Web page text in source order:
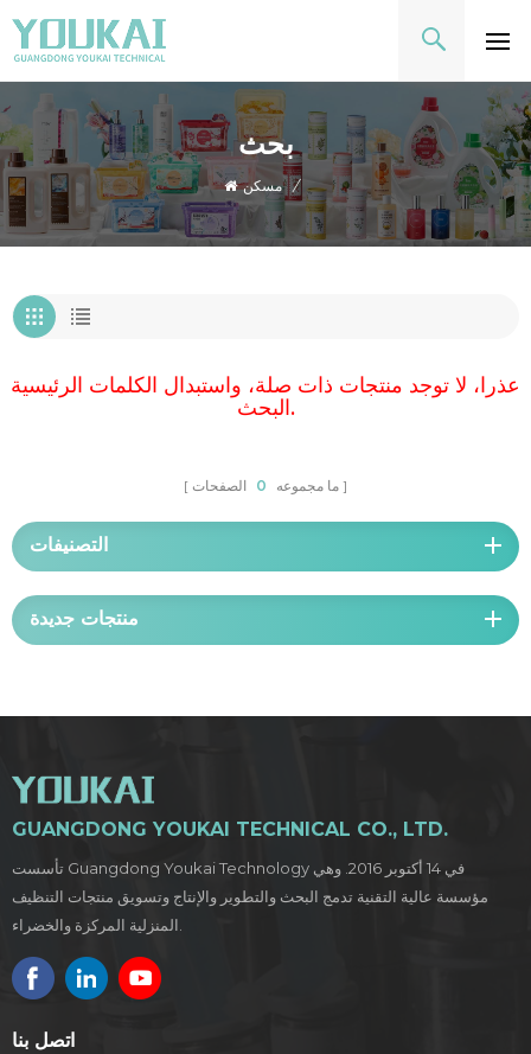
بحث
مسكن /
عذرا، لا توجد منتجات ذات صلة، واستبدال الكلمات الرئيسية
البحث.
ما مجموعه 0 الصفحات
التصنيفات
منتجات جديدة
GUANGDONG YOUKAI TECHNICAL CO., LTD.
تأسست Guangdong Youkai Technology في 14 أكتوبر 2016. وهي
مؤسسة عالية التقنية تدمج البحث والتطوير والإنتاج وتسويق منتجات التنظيف
المنزلية المركزة والخضراء.
اتصل بنا